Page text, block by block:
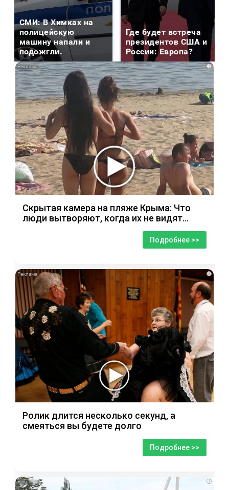
СМИ: В Химках на
полицейскую
машину напали и
подожгли.
Где будет встреча
президентов США и
России: Европа?
i
Скрытая камера на пляже Крыма: Что
люди вытворяют, когда их не видят...
Подробнее >>
i
Ролик длится несколько секунд, а
смеяться вы будете долго
Подробнее >>
i